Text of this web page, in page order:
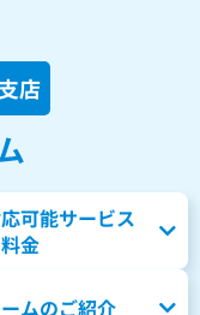
店
可能サービス
金
ムのご紹介